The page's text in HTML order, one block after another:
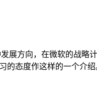
展方向，在微软的战略
的态度作这样的一个介